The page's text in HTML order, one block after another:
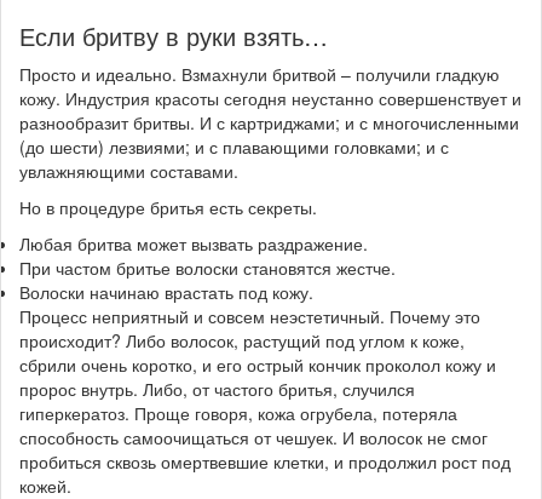
Если бритву в руки взять…
Просто и идеально. Взмахнули бритвой – получили гладкую
кожу. Индустрия красоты сегодня неустанно совершенствует и
разнообразит бритвы. И с картриджами; и с многочисленными
(до шести) лезвиями; и с плавающими головками; и с
увлажняющими составами.
Но в процедуре бритья есть секреты.
Любая бритва может вызвать раздражение.
При частом бритье волоски становятся жестче.
Волоски начинаю врастать под кожу.
Процесс неприятный и совсем неэстетичный. Почему это
происходит? Либо волосок, растущий под углом к коже,
сбрили очень коротко, и его острый кончик проколол кожу и
пророс внутрь. Либо, от частого бритья, случился
гиперкератоз. Проще говоря, кожа огрубела, потеряла
способность самоочищаться от чешуек. И волосок не смог
пробиться сквозь омертвевшие клетки, и продолжил рост под
кожей.